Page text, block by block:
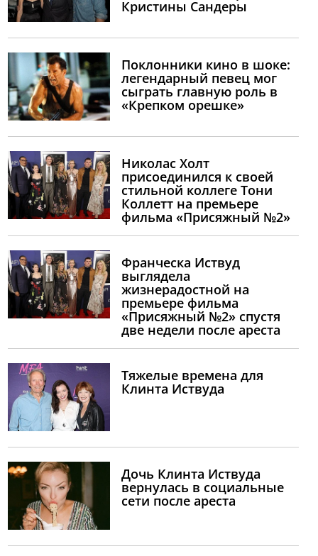
Кристины Сандеры
Поклонники кино в шоке:
легендарный певец мог
сыграть главную роль в
«Крепком орешке»
Николас Холт
присоединился к своей
стильной коллеге Тони
Коллетт на премьере
фильма «Присяжный №2»
Франческа Иствуд
выглядела
жизнерадостной на
премьере фильма
«Присяжный №2» спустя
две недели после ареста
Тяжелые времена для
Клинта Иствуда
Дочь Клинта Иствуда
вернулась в социальные
сети после ареста